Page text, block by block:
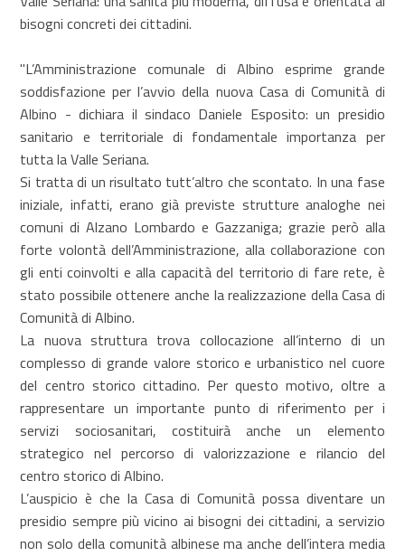
bisogni concreti dei cittadini.
"L’Amministrazione comunale di Albino esprime grande
soddisfazione per l’avvio della nuova Casa di Comunità di
Albino - dichiara il sindaco Daniele Esposito: un presidio
sanitario e territoriale di fondamentale importanza per
tutta la Valle Seriana.
Si tratta di un risultato tutt’altro che scontato. In una fase
iniziale, infatti, erano già previste strutture analoghe nei
comuni di Alzano Lombardo e Gazzaniga; grazie però alla
forte volontà dell’Amministrazione, alla collaborazione con
gli enti coinvolti e alla capacità del territorio di fare rete, è
stato possibile ottenere anche la realizzazione della Casa di
Comunità di Albino.
La nuova struttura trova collocazione all’interno di un
complesso di grande valore storico e urbanistico nel cuore
del centro storico cittadino. Per questo motivo, oltre a
rappresentare un importante punto di riferimento per i
servizi sociosanitari, costituirà anche un elemento
strategico nel percorso di valorizzazione e rilancio del
centro storico di Albino.
L’auspicio è che la Casa di Comunità possa diventare un
presidio sempre più vicino ai bisogni dei cittadini, a servizio
non solo della comunità albinese ma anche dell’intera media